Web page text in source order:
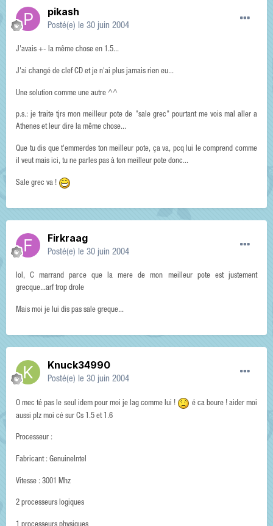
pikash
Posté(e) le 30 juin 2004
J'avais +- la même chose en 1.5...
J'ai changé de clef CD et je n'ai plus jamais rien eu...
Une solution comme une autre ^^
p.s.: je traite tjrs mon meilleur pote de "sale grec" pourtant me vois mal aller a
Athenes et leur dire la même chose...
Que tu dis que t'emmerdes ton meilleur pote, ça va, pcq lui le comprend comme
il veut mais ici, tu ne parles pas à ton meilleur pote donc...
Sale grec va !
Firkraag
Posté(e) le 30 juin 2004
lol, C marrand parce que la mere de mon meilleur pote est justement
grecque...arf trop drole
Mais moi je lui dis pas sale greque...
Knuck34990
Posté(e) le 30 juin 2004
O mec té pas le seul idem pour moi je lag comme lui !
é ca boure ! aider moi
aussi plz moi cé sur Cs 1.5 et 1.6
Processeur :
Fabricant : GenuineIntel
Vitesse : 3001 Mhz
2 processeurs logiques